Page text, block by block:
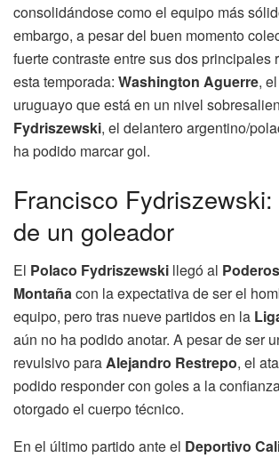
consolidándose como el equipo más
embargo, a pesar del buen momento
fuerte contraste entre sus dos principales
esta temporada: Washington Aguerre,
uruguayo que está en un nivel
Fydriszewski, el delantero argentino/
ha podido marcar gol.
Francisco
de un goleador
El Polaco Fydriszewski llegó al
Montañacon la expectativa de ser el
equipo, pero tras nueve partidos en la
aún no ha podido anotar. A pesar de ser
revulsivo paraAlejandro Restrepo, el
podido responder con goles a la
otorgado el cuerpo técnico.
En el último partido ante el Deportivo